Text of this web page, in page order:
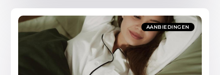
AANBIEDINGEN